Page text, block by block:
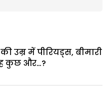
उम्र में पीरियड्स, बीमारी
कुछ और…?